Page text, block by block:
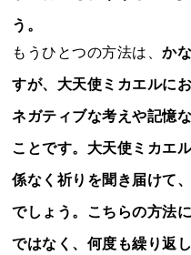
う。
もうひとつの方法は、か
すが、大天使ミカエルに
ネガティブな考えや記憶
ことです。大天使ミカエ
係なく祈りを聞き届けて
でしょう。こちらの方法
ではなく、何度も繰り返